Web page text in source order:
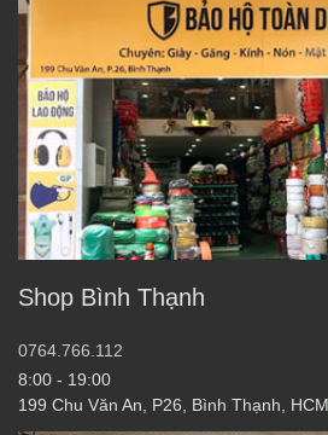
Shop Bình Thạnh
0764.766.112
8:00 - 19:00
199 Chu Văn An, P26, Bình Thạnh, HCM